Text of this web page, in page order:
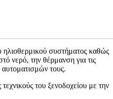
ηλιοθερμικού συστήματος καθώς
νερό, την θέρμανση για τις
αυτοματισμών τους.
του ξενοδοχείου με την